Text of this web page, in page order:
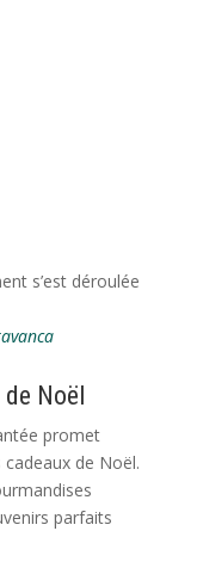
s’est déroulée
de Noël
promet
cadeaux de Noël.
parfaits